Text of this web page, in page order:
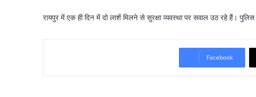
रायपुर में एक ही दिन में दो लाशें मिलने से सुरक्षा व्यवस्था पर सवाल उठ रहे हैं। पुलिस
Facebook